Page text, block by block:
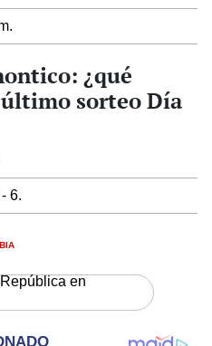
¿qué
sorteo Día
6.
en